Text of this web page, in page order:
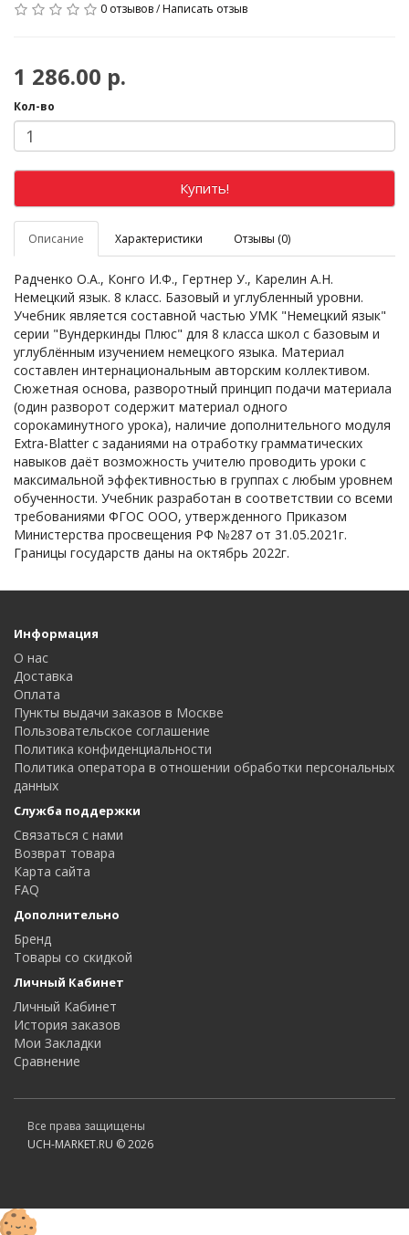
0 отзывов/Написать отзыв
1 286.00 р.
Кол-во
Купить!
Описание Характеристики Отзывы (0)
Радченко О.А., Конго И.Ф., Гертнер У., Карелин А.Н.
Немецкий язык. 8 класс. Базовый и углубленный уровни.
Учебник является составной частью УМК "Немецкий язык"
серии "Вундеркинды Плюс" для 8 класса школ с базовым и
углублённым изучением немецкого языка. Материал
составлен интернациональным авторским коллективом.
Сюжетная основа, разворотный принцип подачи материала
(один разворот содержит материал одного
сорокаминутного урока), наличие дополнительного модуля
Extra-Blatter с заданиями на отработку грамматических
навыков даёт возможность учителю проводить уроки с
максимальной эффективностью в группах с любым уровнем
обученности. Учебник разработан в соответствии со всеми
требованиями ФГОС ООО, утвержденного Приказом
Министерства просвещения РФ №287 от 31.05.2021г.
Границы государств даны на октябрь 2022г.
Информация
О нас
Доставка
Оплата
Пункты выдачи заказов в Москве
Пользовательское соглашение
Политика конфиденциальности
Политика оператора в отношении обработки персональных
данных
Служба поддержки
Связаться с нами
Возврат товара
Карта сайта
FAQ
Дополнительно
Бренд
Товары со скидкой
Личный Кабинет
Личный Кабинет
История заказов
Мои Закладки
Сравнение
Все права защищены
UCH-MARKET.RU © 2026